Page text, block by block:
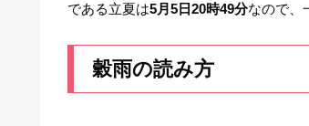
である立夏は5月5日20時49分なので、
穀雨の読み方